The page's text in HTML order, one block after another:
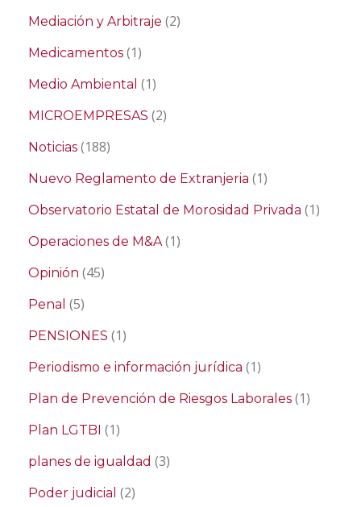
Mediación y Arbitraje (2)
Medicamentos (1)
Medio Ambiental (1)
MICROEMPRESAS (2)
Noticias (188)
Nuevo Reglamento de Extranjeria (1)
Observatorio Estatal de Morosidad Privada (1)
Operaciones de M&A(1)
Opinión (45)
Penal (5)
PENSIONES (1)
Periodismo e información jurídica (1)
Plan de Prevención de Riesgos Laborales (1)
Plan LGTBI (1)
planes de igualdad (3)
Poder judicial (2)